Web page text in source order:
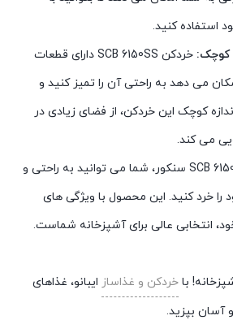
استفاده کنید.
خردکن SCB 6150SS دارای قطعات
می دهد به راحتی آن را تمیز کنید و
کوچک این خردکن، از فضای زیادی در
می کند.
با استفاده از خردکن SCB 6150SS سنکور، شما می توانید به راحتی و
را خرد کنید. این محصول با ویژگی های
انتخابی عالی برای آشپزخانه شماست.
با خردکن و غذاساز ایبانو، غذاهای
آسان بپزید.